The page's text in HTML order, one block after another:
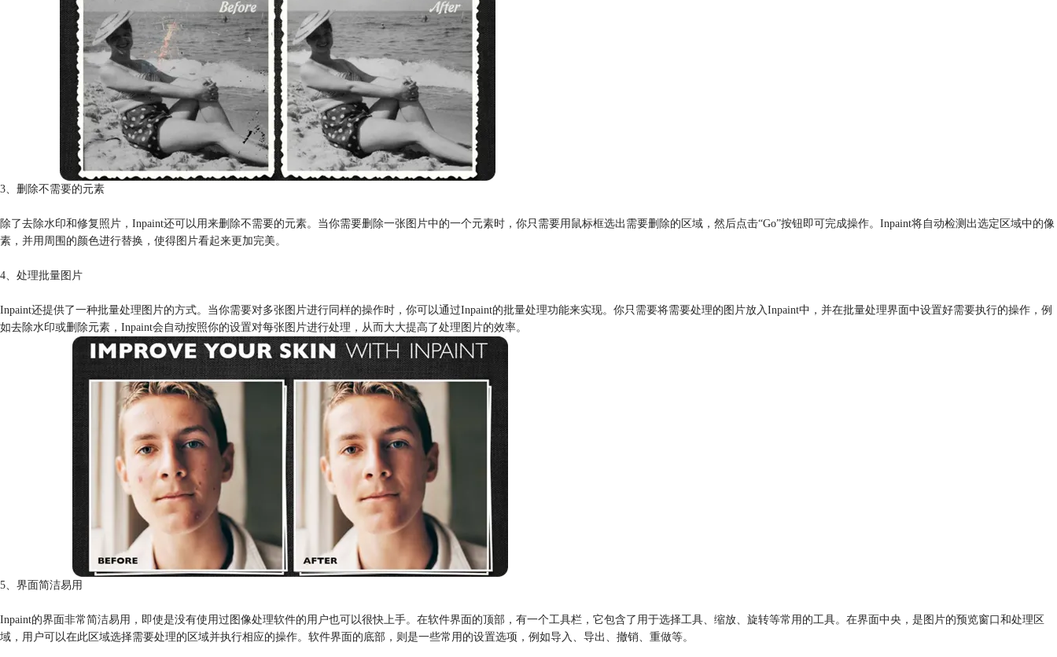
3、删除不需要的元素
除了去除水印和修复照片，Inpaint还可以用来删除不需要的元素。当你需要删除一张图片中的一个元素时，你只需要用鼠标框选出需要删除的区域，然后点击“Go”按钮即可完成操作。Inpaint将自动检测出选定区域中的像
素，并用周围的颜色进行替换，使得图片看起来更加完美。
4、处理批量图片
Inpaint还提供了一种批量处理图片的方式。当你需要对多张图片进行同样的操作时，你可以通过Inpaint的批量处理功能来实现。你只需要将需要处理的图片放入Inpaint中，并在批量处理界面中设置好需要执行的操作，例
如去除水印或删除元素，Inpaint会自动按照你的设置对每张图片进行处理，从而大大提高了处理图片的效率。
5、界面简洁易用
Inpaint的界面非常简洁易用，即使是没有使用过图像处理软件的用户也可以很快上手。在软件界面的顶部，有一个工具栏，它包含了用于选择工具、缩放、旋转等常用的工具。在界面中央，是图片的预览窗口和处理区
域，用户可以在此区域选择需要处理的区域并执行相应的操作。软件界面的底部，则是一些常用的设置选项，例如导入、导出、撤销、重做等。